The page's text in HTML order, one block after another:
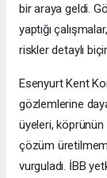
bir araya geldi.
yaptığı
riskler detaylı
Esenyurt Kent
gözlemlerine
üyeleri, köprünün
çözüm
vurguladı. İBB